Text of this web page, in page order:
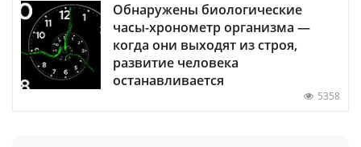
Обнаружены биологические
часы-хронометр организма —
когда они выходят из строя,
развитие человека
останавливается
5358